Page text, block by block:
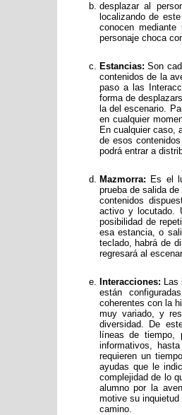
desplazar al
localizando de
conocen
personaje choca
Estancias: Son
contenidos de la
paso a las
forma de
la del escenario.
en cualquier
En cualquier caso,
de esos
podrá entrar a
Mazmorra: Es el
prueba de salida
contenidos
activo y locutado.
posibilidad de
esa estancia, o
teclado, habrá de
regresará al
Interacciones: Las
están
coherentes con la
muy variado, y
diversidad. De
líneas de tiempo,
informativos,
requieren un
ayudas que le
complejidad de lo
alumno por la
motive su
camino.